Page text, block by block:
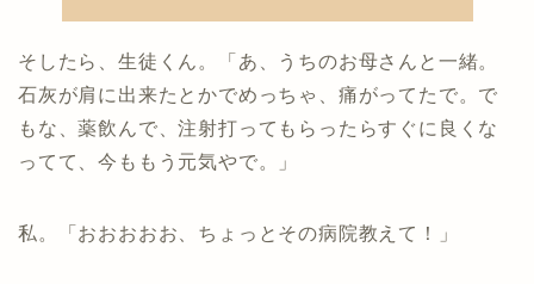
そしたら、生徒くん。「あ、うちのお母さんと一緒。
石灰が肩に出来たとかでめっちゃ、痛がってたで。で
もな、薬飲んで、注射打ってもらったらすぐに良くな
ってて、今ももう元気やで。」
私。「おおおおお、ちょっとその病院教えて！」